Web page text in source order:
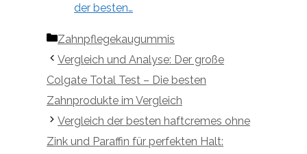
der besten…
Kategorien
Zahnpflegekaugummis
Vergleich und Analyse: Der große
Colgate Total Test – Die besten
Zahnprodukte im Vergleich
Vergleich der besten haftcremes ohne
Zink und Paraffin für perfekten Halt: